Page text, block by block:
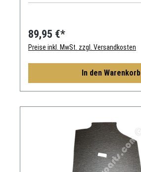
89,95 €*
Preise inkl. MwSt. zzgl. Versandkosten
In den Warenkorb